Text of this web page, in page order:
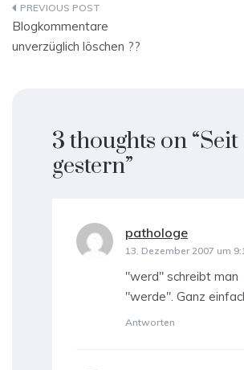
Beitragsnavigation
Blogkommentare
unverzüglich löschen ??
3 thoughts on “Seit
gestern”
pathologe
13. Dezember 2007 um
"werd" schreibt man
"werde". Ganz
Antworten